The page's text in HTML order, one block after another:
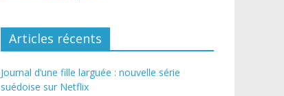
Articles récents
Journal d’une fille larguée : nouvelle série
suédoise sur Netflix